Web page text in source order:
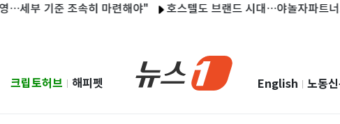
기준 조속히 마련해야" 호스텔도 브랜드 시대…야놀자파트너스, '스
크립토허브 해피펫 English 노동